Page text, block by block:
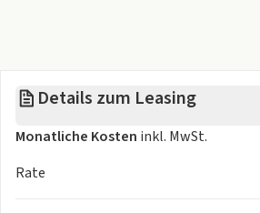
Verfügung, um das Angebot auf Ihre
abzustimmen. 💬
Details zum Leasing
Monatliche Kosten inkl. MwSt.
Rate